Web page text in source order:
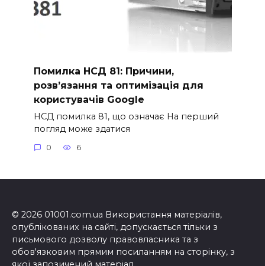
Помилка НСД 81: Причини,
розв’язання та оптимізація для
користувачів Google
НСД помилка 81, що означає На перший
погляд може здатися
0 6
© 2026 01001.com.ua Використання матеріалів,
опублікованих на сайті, допускається тільки з
письмового дозволу правовласника та з
обов'язковим прямим посиланням на сторінку, з